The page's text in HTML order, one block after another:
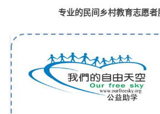
专业的民间乡村教育志愿